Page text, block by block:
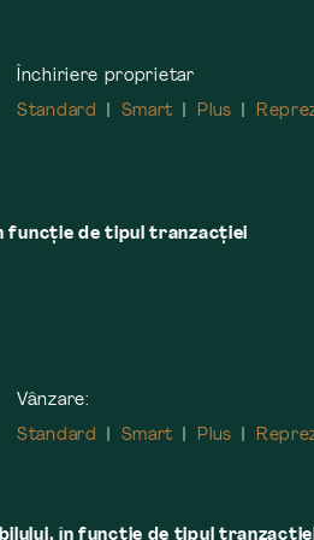
Închiriere proprietar
Standard
Smart Plus
funcție de tipul tranzacției
Vânzare:
Standard
Smart Plus
în funcţie de tipul